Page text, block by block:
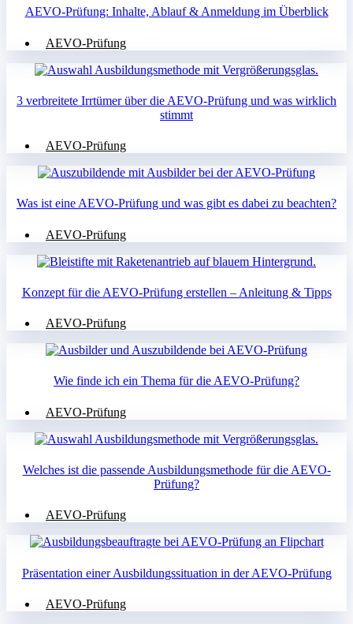
AEVO-Prüfung: Inhalte, Ablauf & Anmeldung im Überblick
AEVO-Prüfung
3 verbreitete Irrtümer über die AEVO-Prüfung und was wirklich
stimmt
AEVO-Prüfung
Was ist eine AEVO-Prüfung und was gibt es dabei zu beachten?
AEVO-Prüfung
Konzept für die AEVO-Prüfung erstellen – Anleitung & Tipps
AEVO-Prüfung
Wie finde ich ein Thema für die AEVO-Prüfung?
AEVO-Prüfung
Welches ist die passende Ausbildungsmethode für die AEVO-
Prüfung?
AEVO-Prüfung
Präsentation einer Ausbildungssituation in der AEVO-Prüfung
AEVO-Prüfung